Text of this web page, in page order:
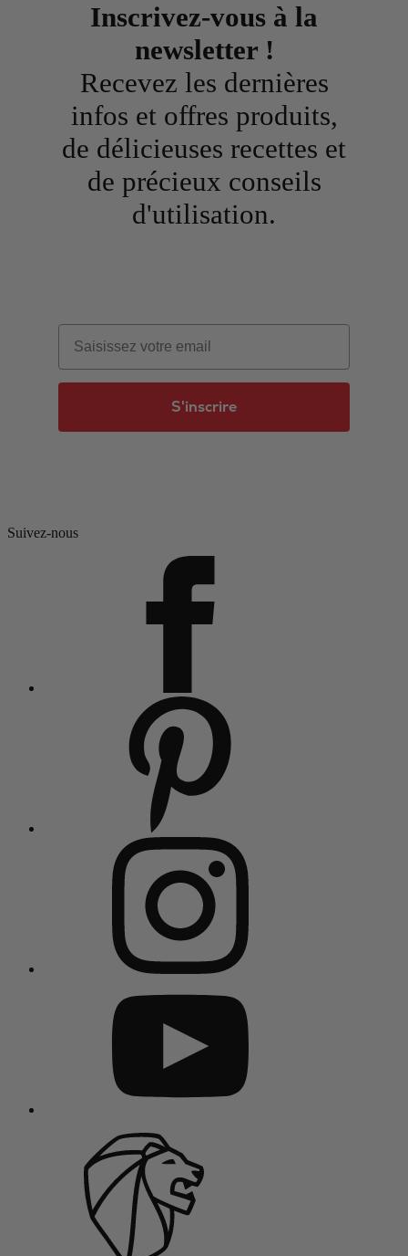
Inscrivez-vous à la
newsletter !
Recevez les dernières
infos et offres produits,
de délicieuses recettes et
de précieux conseils
d'utilisation.
Email
S'inscrire
Suivez-nous